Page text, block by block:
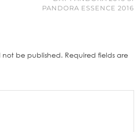
PANDORA ESSENCE 2016
not be published. Required fields are